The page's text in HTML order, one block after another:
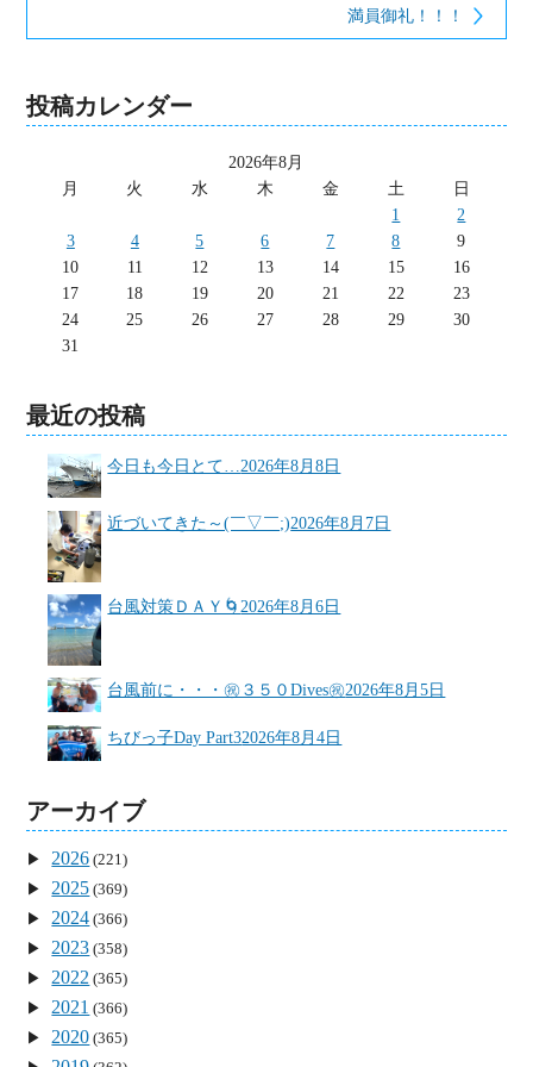
満員御礼！！！
投稿カレンダー
2026年8月
月
火 水 木 金 土
日
1
2
3
4 5 6 7 8
9
10
11 12 13 14 15
16
17
18 19 20 21 22
23
24
25 26 27 28 29
30
31
最近の投稿
今日も今日とて… 2026年8月8日
近づいてきた～(￣▽￣;)2026年8月7日
台風対策ＤＡＹ🌀 2026年8月6日
台風前に・・・㊗３５０Dives㊗2026年8月5日
ちびっ子Day Part32026年8月4日
アーカイブ
2026 (221)
2025 (369)
2024 (366)
2023 (358)
2022 (365)
2021 (366)
2020 (365)